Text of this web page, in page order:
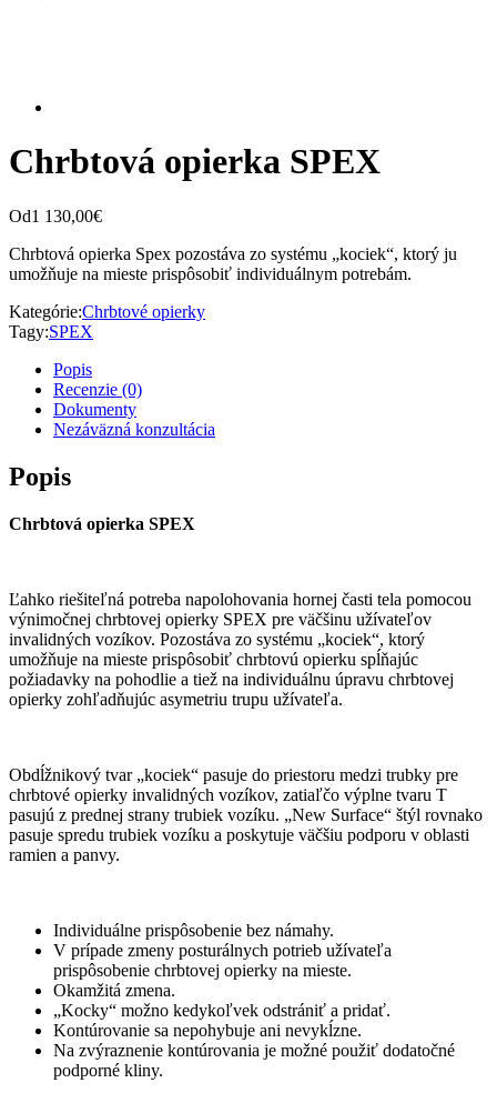
Chrbtová opierka SPEX
Od1 130,00€
Chrbtová opierka Spex pozostáva zo systému „kociek“, ktorý ju
umožňuje na mieste prispôsobiť individuálnym potrebám.
Kategórie:Chrbtové opierky
Tagy:SPEX
Popis
Recenzie (0)
Dokumenty
Nezáväzná konzultácia
Popis
Chrbtová opierka SPEX
Ľahko riešiteľná potreba napolohovania hornej časti tela pomocou
výnimočnej chrbtovej opierky SPEX pre väčšinu užívateľov
invalidných vozíkov. Pozostáva zo systému „kociek“, ktorý
umožňuje na mieste prispôsobiť chrbtovú opierku spĺňajúc
požiadavky na pohodlie a tiež na individuálnu úpravu chrbtovej
opierky zohľadňujúc asymetriu trupu užívateľa.
Obdĺžnikový tvar „kociek“ pasuje do priestoru medzi trubky pre
chrbtové opierky invalidných vozíkov, zatiaľčo výplne tvaru T
pasujú z prednej strany trubiek vozíku. „New Surface“ štýl rovnako
pasuje spredu trubiek vozíku a poskytuje väčšiu podporu v oblasti
ramien a panvy.
Individuálne prispôsobenie bez námahy.
V prípade zmeny posturálnych potrieb užívateľa
prispôsobenie chrbtovej opierky na mieste.
Okamžitá zmena.
„Kocky“ možno kedykoľvek odstrániť a pridať.
Kontúrovanie sa nepohybuje ani nevykĺzne.
Na zvýraznenie kontúrovania je možné použiť dodatočné
podporné kliny.